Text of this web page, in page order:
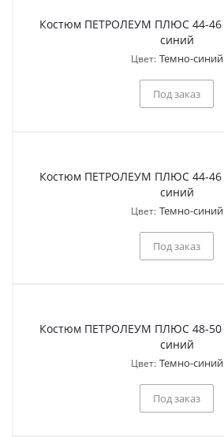
Костюм ПЕТРОЛЕУМ ПЛЮС 44-46 / 170-176 Темно-
синий
Цвет: Темно-синий
Под заказ
Костюм ПЕТРОЛЕУМ ПЛЮС 44-46 / 182-188 Темно-
синий
Цвет: Темно-синий
Под заказ
Костюм ПЕТРОЛЕУМ ПЛЮС 48-50 / 158-164 Темно-
синий
Цвет: Темно-синий
Под заказ